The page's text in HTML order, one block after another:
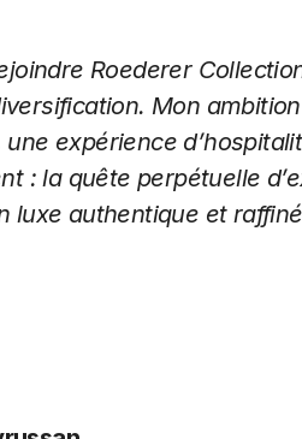
Roederer
Mon
expérience
: la quête perpétuelle
luxe authentique et